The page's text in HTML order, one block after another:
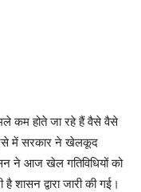
कम होते जा रहे हैं वैसे वैसे
ऐसे में सरकार ने खेलकूद
ने आज खेल गतिविधियों को
द्वारा जारी की गई।